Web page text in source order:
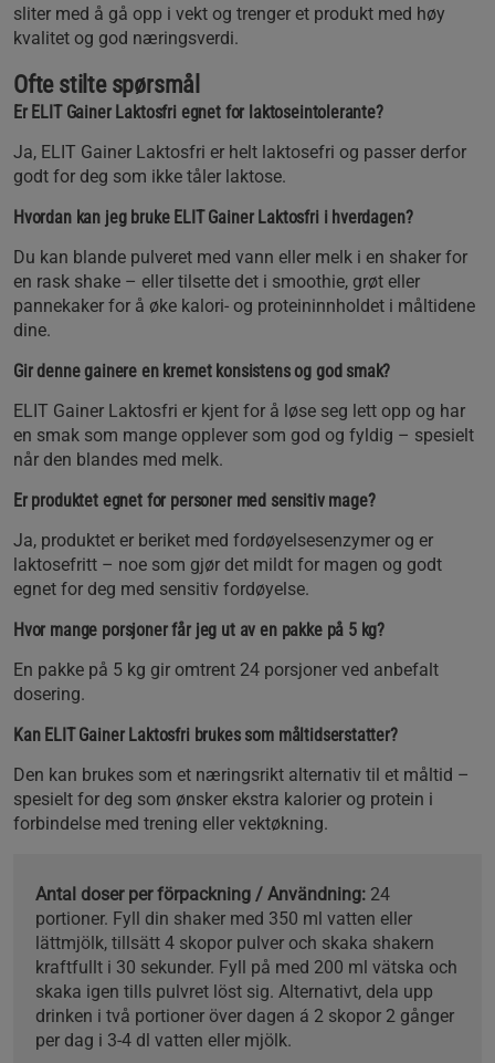
sliter med å gå opp i vekt og trenger et produkt med høy
kvalitet og god næringsverdi.
Ofte stilte spørsmål
Er ELIT Gainer Laktosfri egnet for laktoseintolerante?
Ja, ELIT Gainer Laktosfri er helt laktosefri og passer derfor
godt for deg som ikke tåler laktose.
Hvordan kan jeg bruke ELIT Gainer Laktosfri i hverdagen?
Du kan blande pulveret med vann eller melk i en shaker for
en rask shake – eller tilsette det i smoothie, grøt eller
pannekaker for å øke kalori- og proteininnholdet i måltidene
dine.
Gir denne gainere en kremet konsistens og god smak?
ELIT Gainer Laktosfri er kjent for å løse seg lett opp og har
en smak som mange opplever som god og fyldig – spesielt
når den blandes med melk.
Er produktet egnet for personer med sensitiv mage?
Ja, produktet er beriket med fordøyelsesenzymer og er
laktosefritt – noe som gjør det mildt for magen og godt
egnet for deg med sensitiv fordøyelse.
Hvor mange porsjoner får jeg ut av en pakke på 5 kg?
En pakke på 5 kg gir omtrent 24 porsjoner ved anbefalt
dosering.
Kan ELIT Gainer Laktosfri brukes som måltidserstatter?
Den kan brukes som et næringsrikt alternativ til et måltid –
spesielt for deg som ønsker ekstra kalorier og protein i
forbindelse med trening eller vektøkning.
Antal doser per förpackning / Användning: 24
portioner. Fyll din shaker med 350 ml vatten eller
lättmjölk, tillsätt 4 skopor pulver och skaka shakern
kraftfullt i 30 sekunder. Fyll på med 200 ml vätska och
skaka igen tills pulvret löst sig. Alternativt, dela upp
drinken i två portioner över dagen á 2 skopor 2 gånger
per dag i 3-4 dl vatten eller mjölk.